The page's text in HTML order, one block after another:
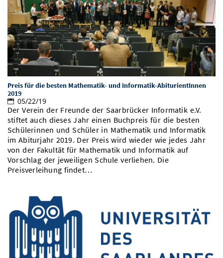
Vom Studium in den Beruf
Study Scheduler
Bibliothek
Open Science/Open Access
Start-ups
IT-Themenabend
Ranking
Zahlen & Fakten
Preise, Auszeichnungen und Förderungen
Kontakt
SIC Merchandise
SIC Podcast
Anfahrt
AnsprechpartnerInnen, Personen, Forschungsgruppen
Termine, Vorträge und Veranstaltungen
Alumni
Preis für die besten Mathematik- und Informatik-AbiturientInnen
2019
05/22/19
Der Verein der Freunde der Saarbrücker Informatik e.V.
stiftet auch dieses Jahr einen Buchpreis für die besten
Schülerinnen und Schüler in Mathematik und Informatik
im Abiturjahr 2019. Der Preis wird wieder wie jedes Jahr
von der Fakultät für Mathematik und Informatik auf
Vorschlag der jeweiligen Schule verliehen. Die
Preisverleihung findet…